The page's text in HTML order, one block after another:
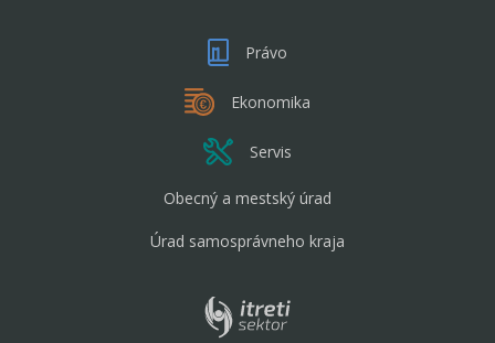
Právo
Ekonomika
Servis
Obecný a mestský úrad
Úrad samosprávneho kraja